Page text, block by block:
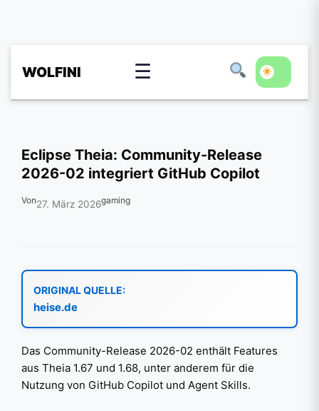
WOLFINI ☰
Eclipse Theia: Community-Release
2026-02 integriert GitHub Copilot
Von27. März 2026gaming
ORIGINAL QUELLE:
heise.de
Das Community-Release 2026-02 enthält Features
aus Theia 1.67 und 1.68, unter anderem für die
Nutzung von GitHub Copilot und Agent Skills.